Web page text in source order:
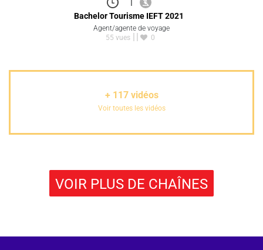
Bachelor Tourisme IEFT 2021
Agent/agente de voyage
55 vues
0
+ 117vidéos
Voir toutes les vidéos
VOIR PLUS DE CHAÎNES